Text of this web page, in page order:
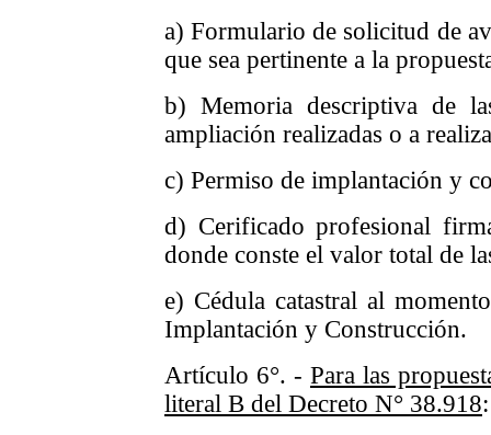
a) Formulario de solicitud de
que sea pertinente a la
b) Memoria descriptiva de
ampliación realizadas o a
c) Permiso de implantación y
d) Cerificado profesional
donde conste el valor total de
e) Cédula catastral al
Implantación y Construcción.
Artículo 6°. - Para las
literal B del Decreto N° 38.918: